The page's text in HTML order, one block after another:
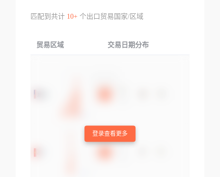
匹配到共计 10+个出口贸易国家/区域
贸易区域 交易日期分布
登录查看更多